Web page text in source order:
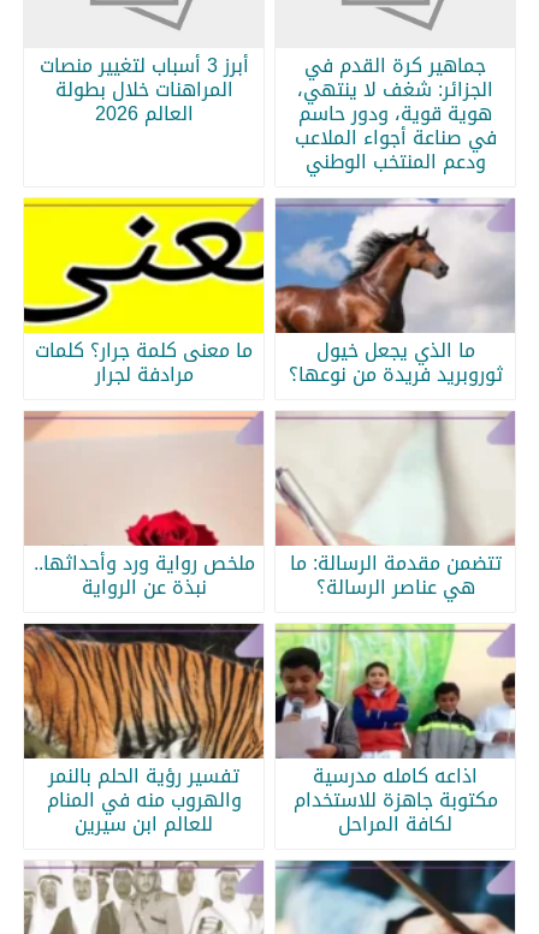
جماهير كرة القدم في
الجزائر: شغف لا ينتهي،
هوية قوية، ودور حاسم
في صناعة أجواء الملاعب
ودعم المنتخب الوطني
أبرز 3 أسباب لتغيير منصات
المراهنات خلال بطولة
العالم 2026
ما الذي يجعل خيول
ثوروبريد فريدة من نوعها؟
ما معنى كلمة جرار؟ كلمات
مرادفة لجرار
تتضمن مقدمة الرسالة: ما
هي عناصر الرسالة؟
ملخص رواية ورد وأحداثها..
نبذة عن الرواية
اذاعه كامله مدرسية
مكتوبة جاهزة للاستخدام
لكافة المراحل
تفسير رؤية الحلم بالنمر
والهروب منه في المنام
للعالم ابن سيرين